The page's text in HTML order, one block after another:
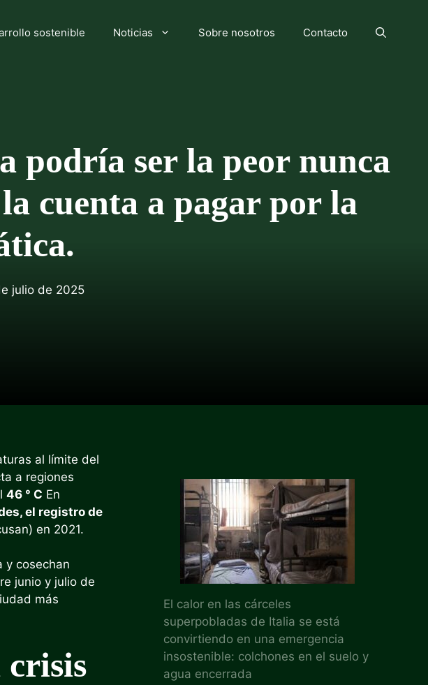
sostenible Noticias Sobre nosotros Contacto
podría ser la peor nunca
cuenta a pagar por la
julio de 2025
al límite del
a regiones
46 ° C En
el registro de
en 2021.
y cosechan
junio y julio de
más
El calor en las cárceles
superpobladas de Italia se está
convirtiendo en una emergencia
insostenible: colchones en el suelo y
agua encerrada